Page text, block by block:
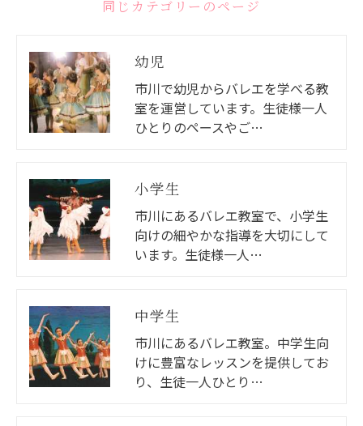
同じカテゴリーのページ
幼児
市川で幼児からバレエを学べる教
室を運営しています。生徒様一人
ひとりのペースやご…
小学生
市川にあるバレエ教室で、小学生
向けの細やかな指導を大切にして
います。生徒様一人…
中学生
市川にあるバレエ教室。中学生向
けに豊富なレッスンを提供してお
り、生徒一人ひとり…